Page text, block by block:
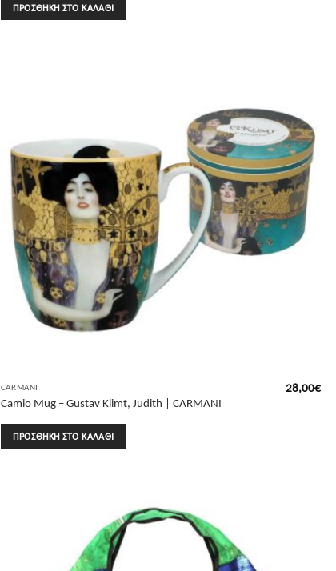
ΠΡΟΣΘΉΚΗ ΣΤΟ ΚΑΛΆΘΙ
CARMANI
Camio Mug – Gustav Klimt, Judith | CARMANI
28,00€
ΠΡΟΣΘΉΚΗ ΣΤΟ ΚΑΛΆΘΙ